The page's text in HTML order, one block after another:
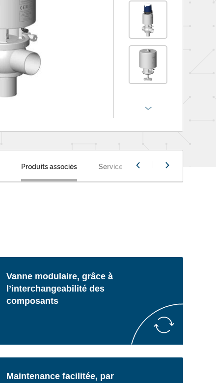
Produits associés Services
Vanne modulaire, grâce à
l’interchangeabilité des
composants
Maintenance facilitée, par